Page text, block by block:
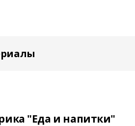
"Еда и напитки"